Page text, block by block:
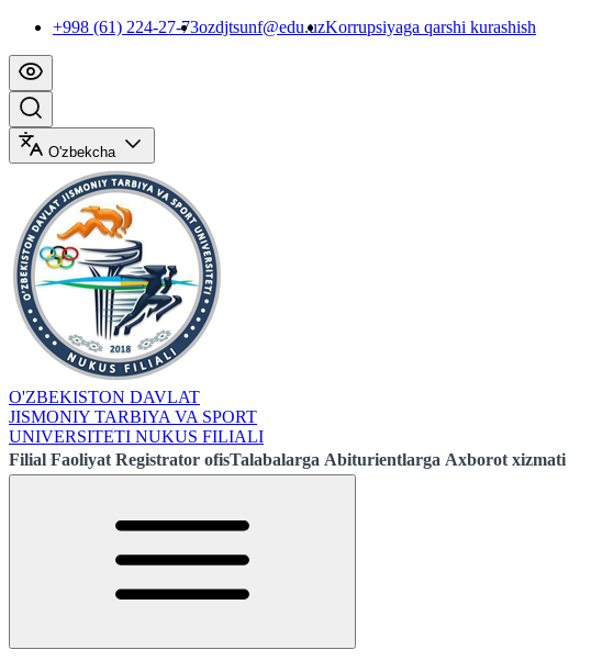
+998 (61) 224-27-73ozdjtsunf@edu.uzKorrupsiyaga qarshi kurashish
O'zbekcha
O'ZBEKISTON DAVLAT
JISMONIY TARBIYA VA SPORT
UNIVERSITETI NUKUS FILIALI
Filial Faoliyat Registrator ofisTalabalarga Abiturientlarga Axborot xizmati